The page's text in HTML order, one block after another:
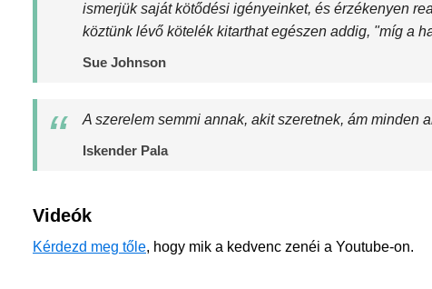
ismerjük saját kötődési igényeinket, és érzékenyen
köztünk lévő kötelék kitarthat egészen addig, "míg a
Sue Johnson
A szerelem semmi annak, akit szeretnek, ám minden
Iskender Pala
Videók
Kérdezd meg tőle, hogy mik a kedvenc zenéi a Youtube-on.